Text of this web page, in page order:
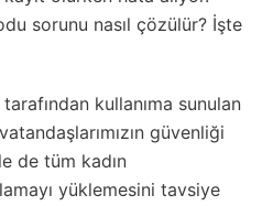
sorunu nasıl çözülür? İşte
kullanıma sunulan
güvenliği
de tüm kadın
yüklemesini tavsiye